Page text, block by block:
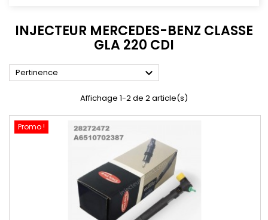
INJECTEUR MERCEDES-BENZ CLASSE
GLA 220 CDI
Pertinence 
Affichage 1-2 de 2 article(s)
Promo !